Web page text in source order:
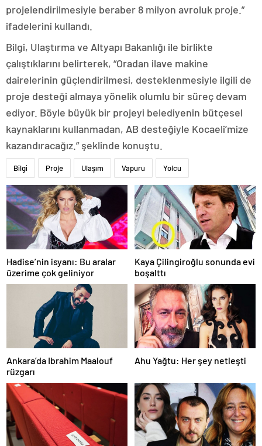
projelendirilmesiyle beraber 8 milyon avroluk proje.”
ifadelerini kullandı.
Bilgi, Ulaştırma ve Altyapı Bakanlığı ile birlikte
çalıştıklarını belirterek, “Oradan ilave makine
dairelerinin güçlendirilmesi, desteklenmesiyle ilgili de
proje desteği almaya yönelik olumlu bir süreç devam
ediyor. Böyle büyük bir projeyi belediyenin bütçesel
kaynaklarını kullanmadan, AB desteğiyle Kocaeli’mize
kazandıracağız.” şeklinde konuştu.
Bilgi Proje Ulaşım Vapuru Yolcu
Hadise’nin isyanı: Bu aralar
üzerime çok geliniyor
Kaya Çilingiroğlu sonunda evi
boşalttı
Ankara’da Ibrahim Maalouf
rüzgarı
Ahu Yağtu: Her şey netleşti